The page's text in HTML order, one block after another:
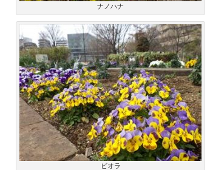
ナノハナ
ビオラ